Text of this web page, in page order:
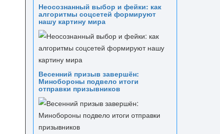
Неосознанный выбор и фейки: как
алгоритмы соцсетей формируют
нашу картину мира
Весенний призыв завершён:
Минобороны подвело итоги
отправки призывников